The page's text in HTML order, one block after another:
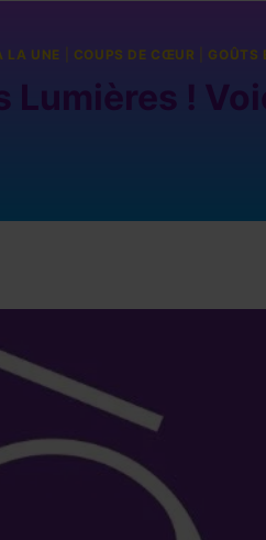
LA UNE COUPS DE CŒUR GOÛTS
Lumières !